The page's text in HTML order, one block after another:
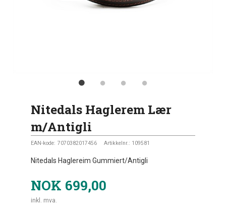
Nitedals Haglerem Lær
m/Antigli
EAN-kode: 7070382017456 Artikkelnr.: 109581
Nitedals Haglereim Gummiert/Antigli
NOK 699,00
inkl. mva.